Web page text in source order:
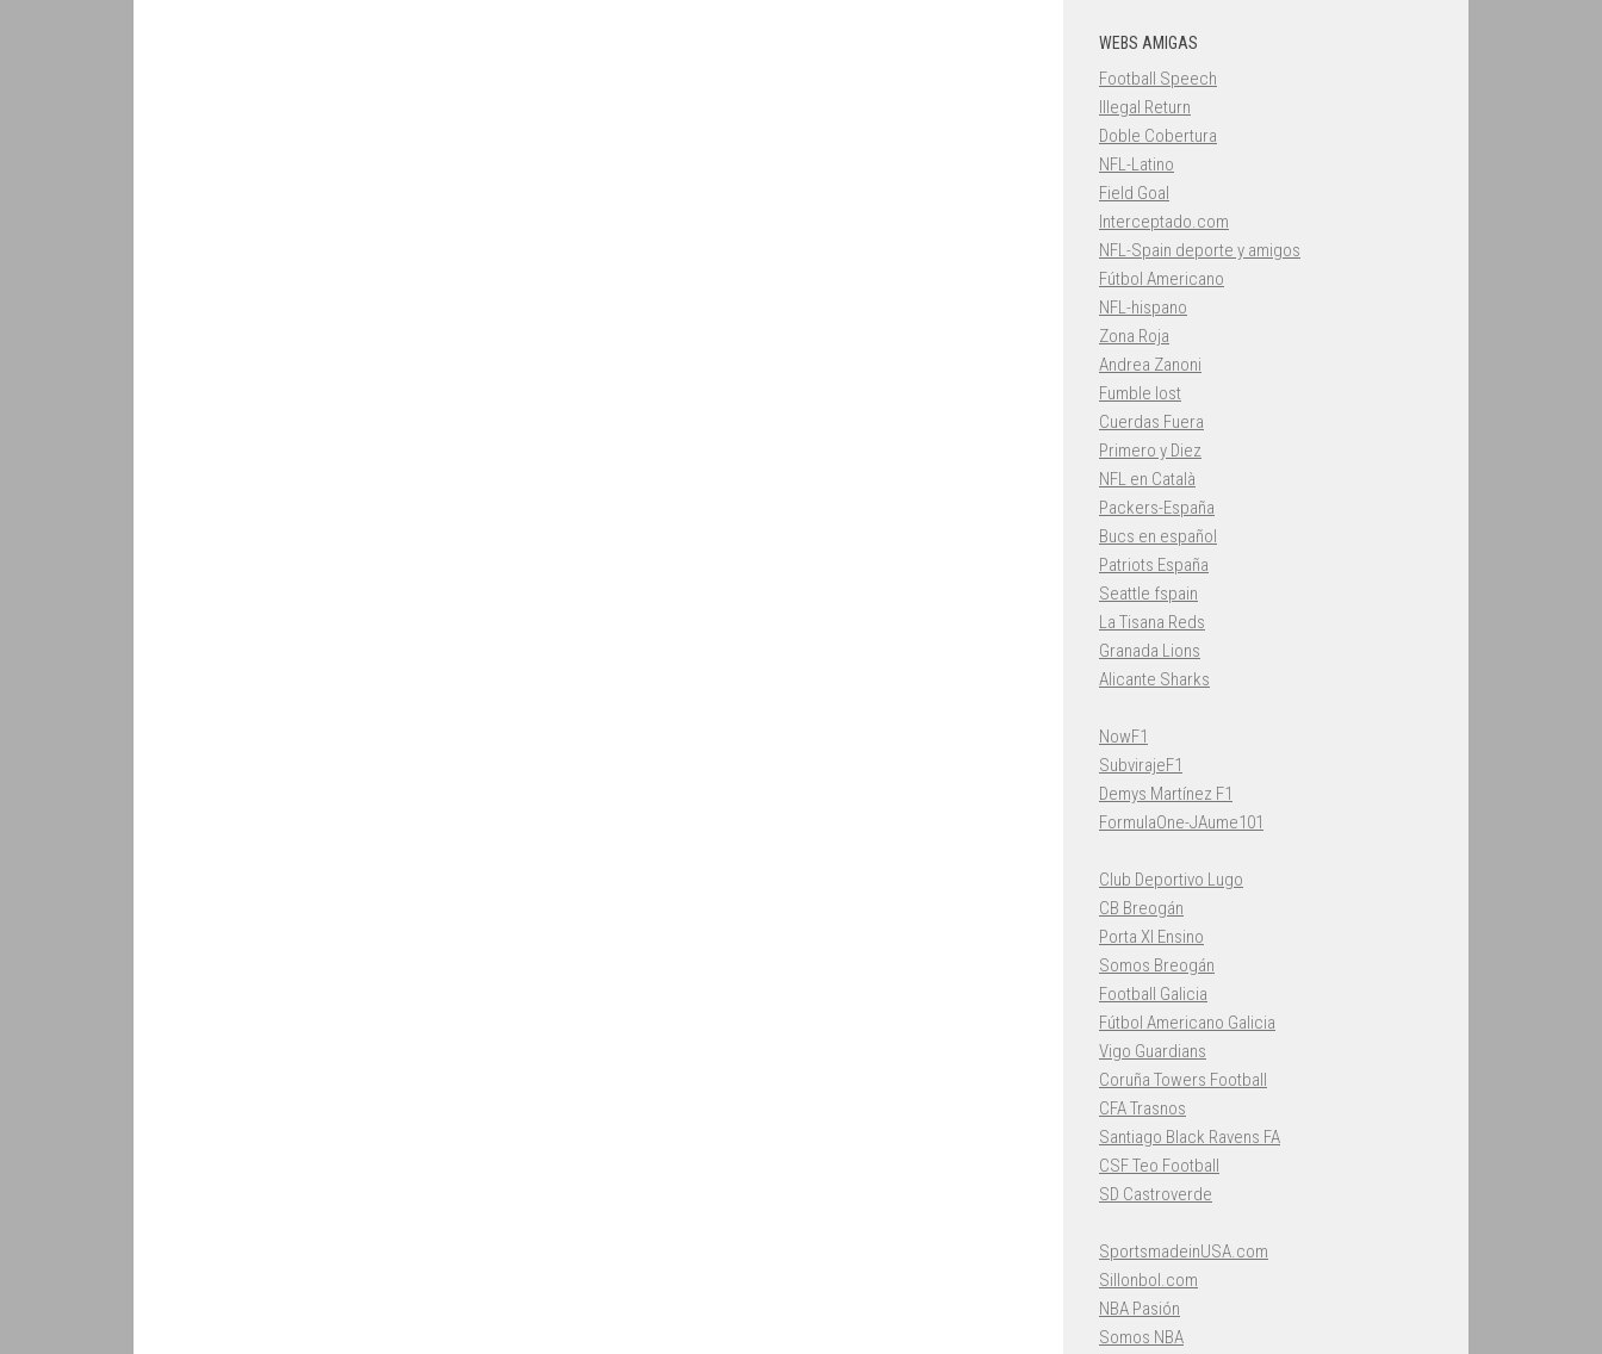
WEBS AMIGAS
Football Speech
Illegal Return
Doble Cobertura
NFL-Latino
Field Goal
Interceptado.com
NFL-Spain deporte y amigos
Fútbol Americano
NFL-hispano
Zona Roja
Andrea Zanoni
Fumble lost
Cuerdas Fuera
Primero y Diez
NFL en Català
Packers-España
Bucs en español
Patriots España
Seattle fspain
La Tisana Reds
Granada Lions
Alicante Sharks
NowF1
SubvirajeF1
Demys Martínez F1
FormulaOne-JAume101
Club Deportivo Lugo
CB Breogán
Porta XI Ensino
Somos Breogán
Football Galicia
Fútbol Americano Galicia
Vigo Guardians
Coruña Towers Football
CFA Trasnos
Santiago Black Ravens FA
CSF Teo Football
SD Castroverde
SportsmadeinUSA.com
Sillonbol.com
NBA Pasión
Somos NBA